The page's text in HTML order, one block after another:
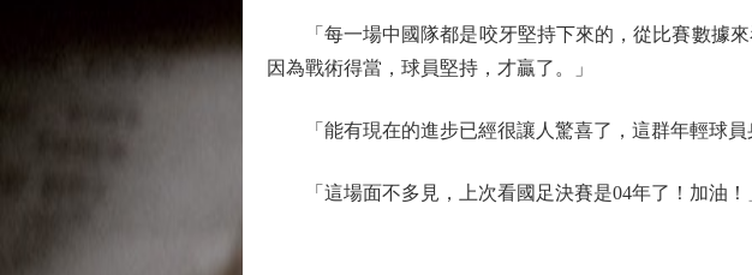
「每一場中國隊都是咬牙堅持下來的，從比賽數據來
因為戰術得當，球員堅持，才贏了。」
「能有現在的進步已經很讓人驚喜了，這群年輕球員
「這場面不多見，上次看國足決賽是04年了！加油！